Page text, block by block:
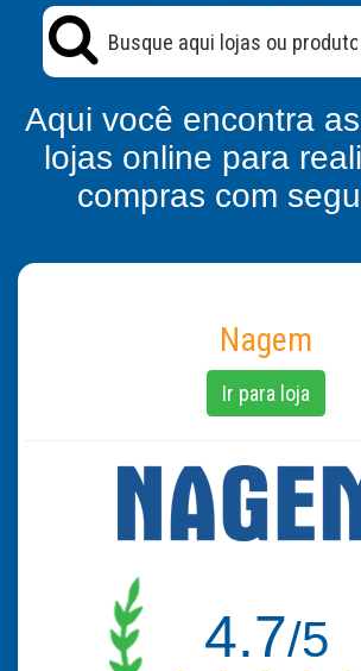
Aqui você encontra
lojas online para
compras com
Nagem
Ir para loja
4.7/5